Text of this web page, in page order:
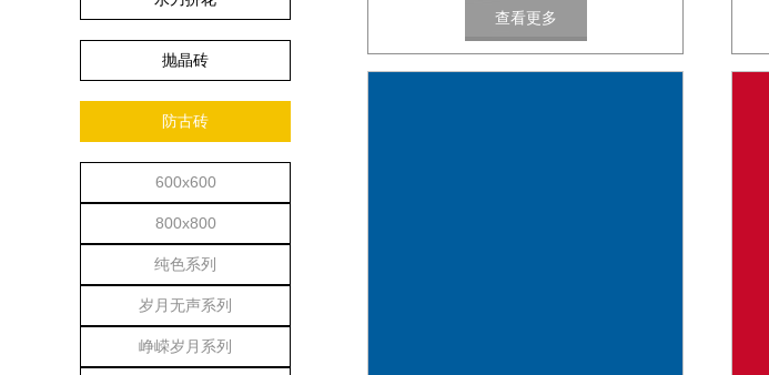
抛晶砖
防古砖
600x600
800x800
纯色系列
岁月无声系列
峥嵘岁月系列
查看更多